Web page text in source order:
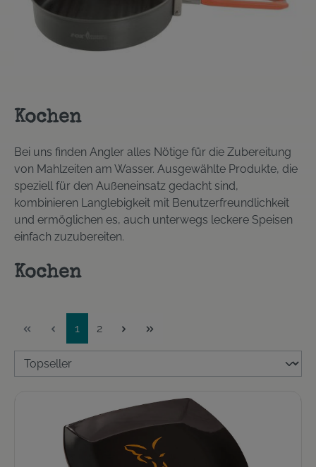
Kochen
Bei uns finden Angler alles Nötige für die Zubereitung
von Mahlzeiten am Wasser. Ausgewählte Produkte, die
speziell für den Außeneinsatz gedacht sind,
kombinieren Langlebigkeit mit Benutzerfreundlichkeit
und ermöglichen es, auch unterwegs leckere Speisen
einfach zuzubereiten.
Kochen
Seite
1 Seite
2